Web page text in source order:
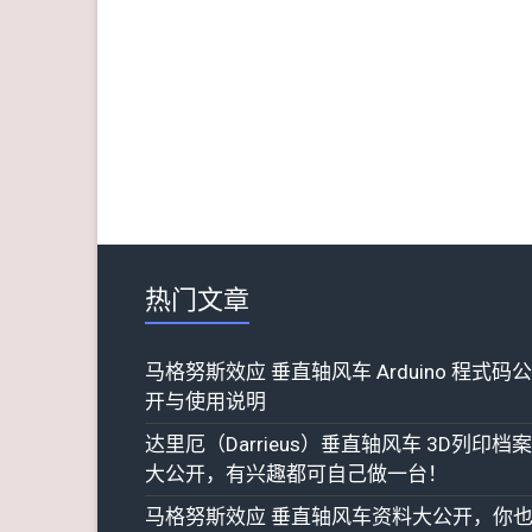
热门文章
马格努斯效应 垂直轴风车 Arduino 程式码公
开与使用说明
达里厄（Darrieus）垂直轴风车 3D列印档案
大公开，有兴趣都可自己做一台！
马格努斯效应 垂直轴风车资料大公开，你也